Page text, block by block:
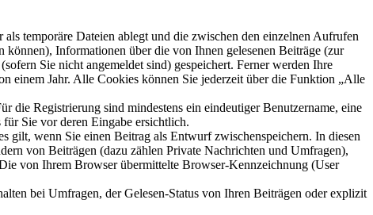
temporäre Dateien ablegt und die zwischen den einzelnen Aufrufen
Informationen über die von Ihnen gelesenen Beiträge (zur
Sie nicht angemeldet sind) gespeichert. Ferner werden Ihre
einem Jahr. Alle Cookies können Sie jederzeit über die Funktion „Alle
die Registrierung sind mindestens ein eindeutiger Benutzername, eine
Sie vor deren Eingabe ersichtlich.
gilt, wenn Sie einen Beitrag als Entwurf zwischenspeichern. In diesen
von Beiträgen (dazu zählen Private Nachrichten und Umfragen),
von Ihrem Browser übermittelte Browser-Kennzeichnung (User
bei Umfragen, der Gelesen-Status von Ihren Beiträgen oder explizit